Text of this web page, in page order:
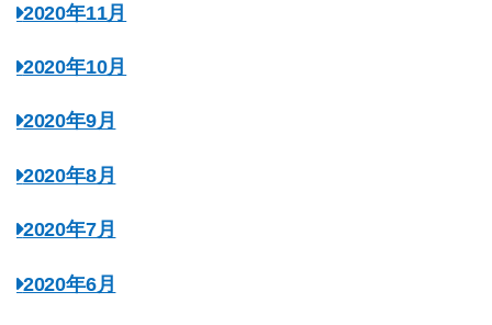
2020年11月
2020年10月
2020年9月
2020年8月
2020年7月
2020年6月